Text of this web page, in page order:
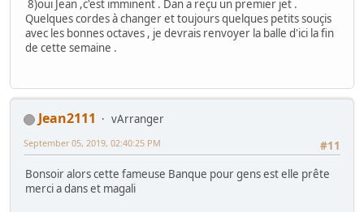
8)oui Jean ,c'est imminent . Dan a reçu un premier jet .
Quelques cordes à changer et toujours quelques petits souçis
avec les bonnes octaves , je devrais renvoyer la balle d'ici la fin
de cette semaine .
Jean2111
vArranger
#11
September 05, 2019, 02:40:25 PM
Bonsoir alors cette fameuse Banque pour gens est elle prête
merci a dans et magali